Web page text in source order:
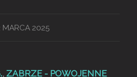
MARCA 2025
, ZABRZE - POWOJENNE